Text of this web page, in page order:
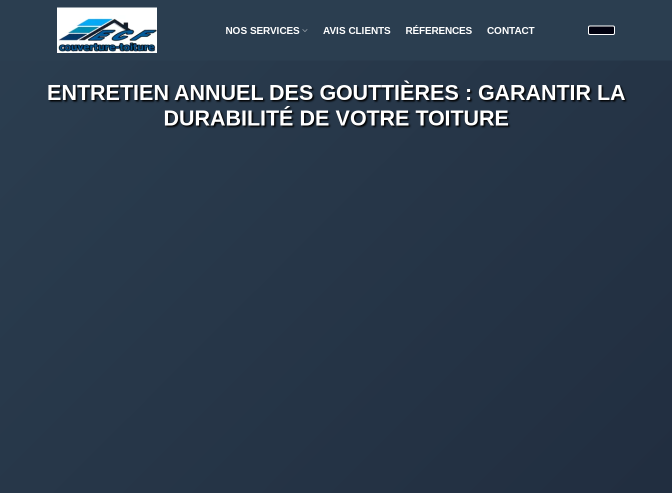
NOS SERVICES AVIS CLIENTS RÉFERENCES CONTACT
ENTRETIEN ANNUEL DES GOUTTIÈRES : GARANTIR LA
DURABILITÉ DE VOTRE TOITURE